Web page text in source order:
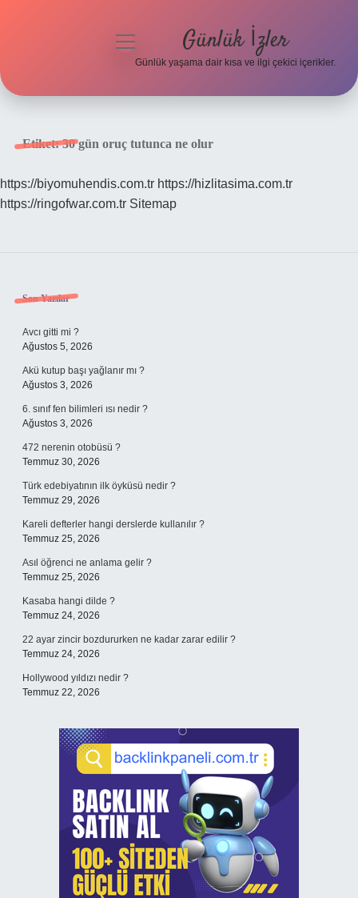
Hakkımızda
menüyü
Günlük İzler
Günlük yaşama dair kısa ve ilgi çekici içerikler.
Etiket:30 gün oruç tutunca ne olur
https://biyomuhendis.com.tr https://hizlitasima.com.tr
https://ringofwar.com.tr Sitemap
Sidebar
Son Yazılar
Avcı gitti mi ?
Ağustos 5, 2026
Akü kutup başı yağlanır mı ?
Ağustos 3, 2026
6. sınıf fen bilimleri ısı nedir ?
Ağustos 3, 2026
472 nerenin otobüsü ?
Temmuz 30, 2026
Türk edebiyatının ilk öyküsü nedir ?
Temmuz 29, 2026
Kareli defterler hangi derslerde kullanılır ?
Temmuz 25, 2026
Asıl öğrenci ne anlama gelir ?
Temmuz 25, 2026
Kasaba hangi dilde ?
Temmuz 24, 2026
22 ayar zincir bozdururken ne kadar zarar edilir ?
Temmuz 24, 2026
Hollywood yıldızı nedir ?
Temmuz 22, 2026